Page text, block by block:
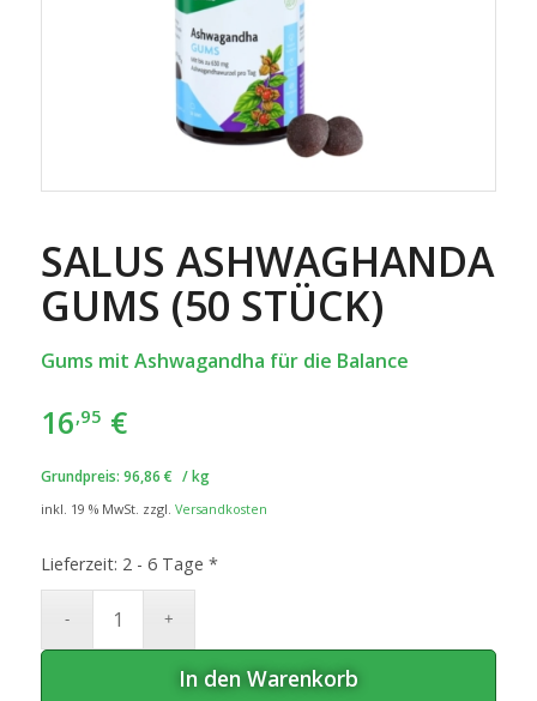
SALUS ASHWAGHANDA
GUMS (50 STÜCK)
Gums mit Ashwagandha für die Balance
16,95 €
Grundpreis: 96,86 € /kg
inkl. 19 % MwSt. zzgl. Versandkosten
Lieferzeit: 2 - 6 Tage *
In den Warenkorb